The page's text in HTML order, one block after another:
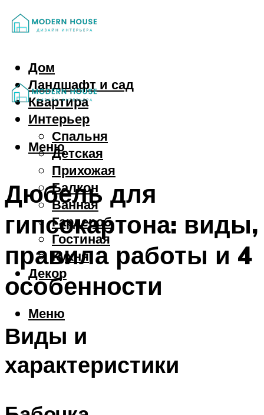
Дом
Ландшафт и сад
Квартира
Интерьер
Спальня
Детская
Прихожая
Балкон
Ванная
Гардероб
Гостиная
Кухня
Декор
Меню
Меню
Дюбель для
гипсокартона: виды,
правила работы и 4
особенности
Виды и
характеристики